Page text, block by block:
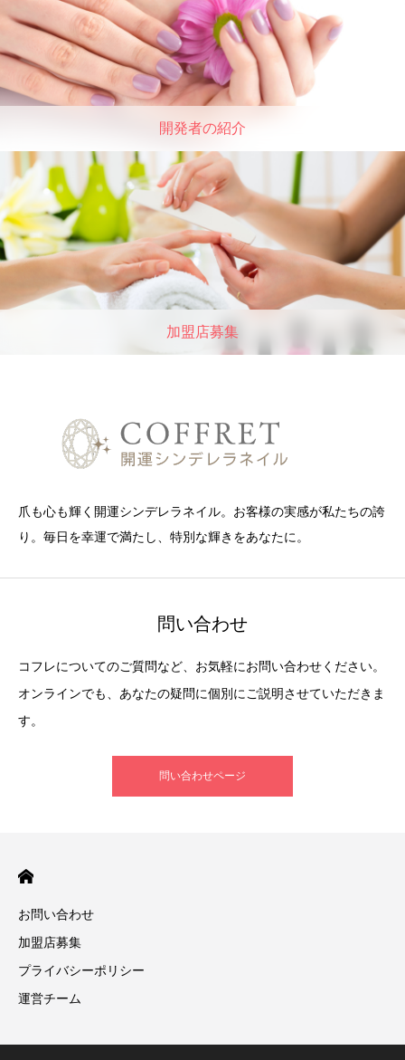
開発者の紹介
加盟店募集
爪も心も輝く開運シンデレラネイル。お客様の実感が私たちの誇
り。毎日を幸運で満たし、特別な輝きをあなたに。
問い合わせ
コフレについてのご質問など、お気軽にお問い合わせください。
オンラインでも、あなたの疑問に個別にご説明させていただきま
す。
問い合わせページ
お問い合わせ
加盟店募集
プライバシーポリシー
運営チーム